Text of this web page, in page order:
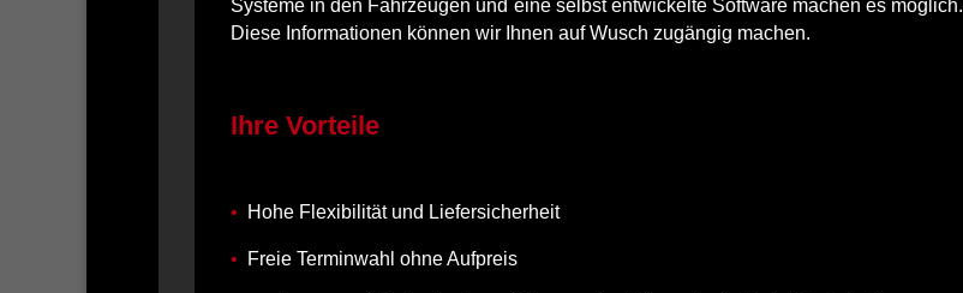
Systeme in den Fahrzeugen und eine selbst entwickelte Software machen es möglich.
Diese Informationen können wir Ihnen auf Wusch zugängig machen.
Ihre Vorteile
• Hohe Flexibilität und Liefersicherheit
• Freie Terminwahl ohne Aufpreis